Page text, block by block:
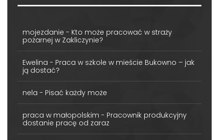
mojezdanie - Kto może pracować w straży
pożarnej w Zakliczynie?
Ewelina - Praca w szkole w mieście Bukowno – jak
ją dostać?
nela - Pisać każdy może
praca w małopolskim - Pracownik produkcyjny
dostanie pracę od zaraz